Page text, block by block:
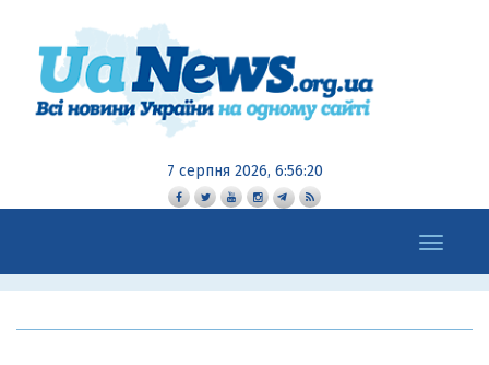
7 серпня 2026, 6:56:21
Toggle
navigation